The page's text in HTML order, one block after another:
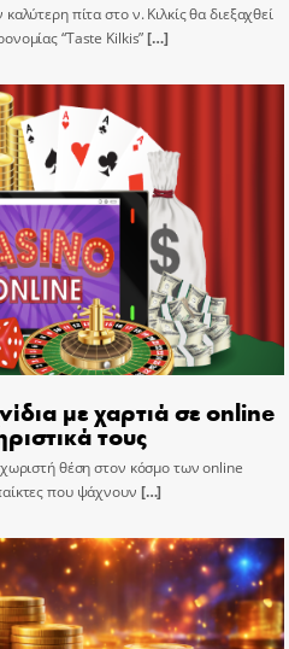
πίτα στο ν. Κιλκίς θα διεξαχθεί
“Taste Kilkis”[…]
με χαρτιά σε online
τους
θέση στον κόσμο των online
που ψάχνουν […]